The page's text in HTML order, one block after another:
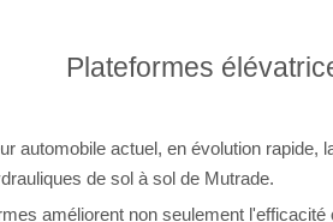
Plateformes
automobile actuel, en évolution
de sol à sol de Mutrade.
améliorent non seulement